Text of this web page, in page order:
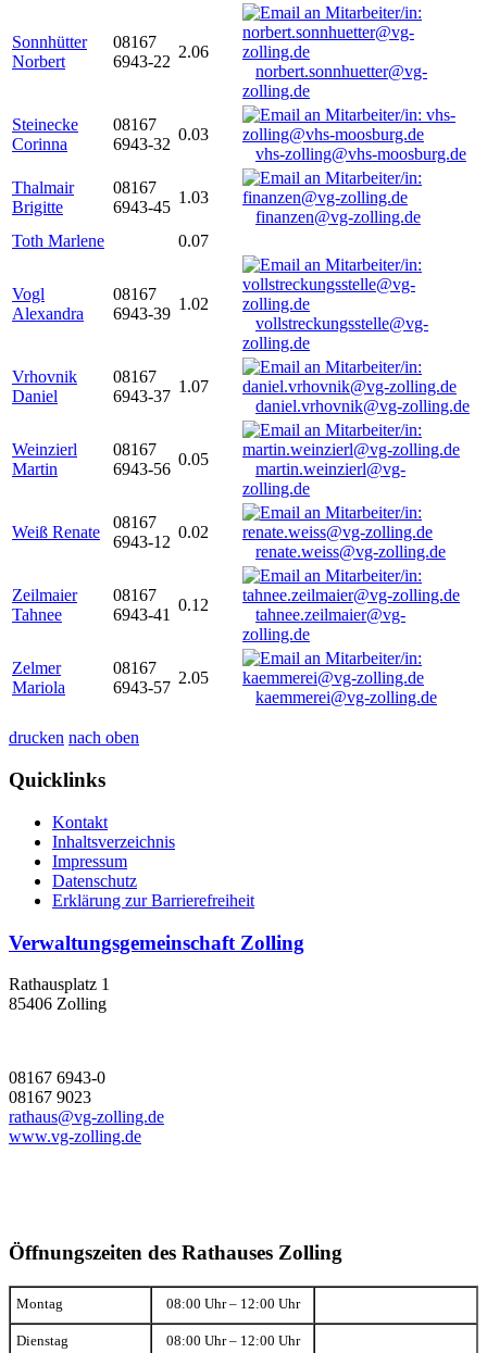
Sonnhütter
Norbert
08167
6943-22
2.06
norbert.sonnhuetter@vg-
zolling.de
Steinecke
Corinna
08167
6943-32
0.03
vhs-zolling@vhs-moosburg.de
Thalmair
Brigitte
08167
6943-45
1.03
finanzen@vg-zolling.de
Toth Marlene
0.07
Vogl
Alexandra
08167
6943-39
1.02
vollstreckungsstelle@vg-
zolling.de
Vrhovnik
Daniel
08167
6943-37
1.07
daniel.vrhovnik@vg-zolling.de
Weinzierl
Martin
08167
6943-56
0.05
martin.weinzierl@vg-
zolling.de
Weiß Renate
08167
6943-12
0.02
renate.weiss@vg-zolling.de
Zeilmaier
Tahnee
08167
6943-41
0.12
tahnee.zeilmaier@vg-
zolling.de
Zelmer
Mariola
08167
6943-57
2.05
kaemmerei@vg-zolling.de
drucken nach oben
Quicklinks
Kontakt
Inhaltsverzeichnis
Impressum
Datenschutz
Erklärung zur Barrierefreiheit
Verwaltungsgemeinschaft Zolling
Rathausplatz 1
85406 Zolling
08167 6943-0
08167 9023
rathaus@vg-zolling.de
www.vg-zolling.de
Öffnungszeiten des Rathauses Zolling
Montag 08:00 Uhr – 12:00 Uhr
Dienstag 08:00 Uhr – 12:00 Uhr